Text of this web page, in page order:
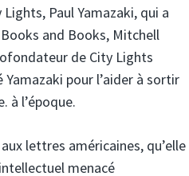
Paul Yamazaki, qui a
and Books, Mitchell
de City Lights
pour l’aider à sortir
à l’époque.
lettres américaines, qu’elle
menacé